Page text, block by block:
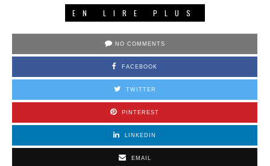
EN LIRE PLUS
NO COMMENTS
FACEBOOK
TWITTER
PINTEREST
LINKEDIN
EMAIL